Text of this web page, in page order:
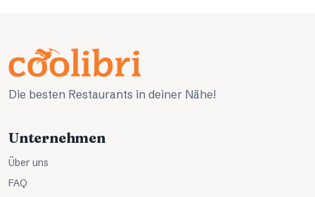
Die besten Restaurants in deiner Nähe!
Unternehmen
Über uns
FAQ